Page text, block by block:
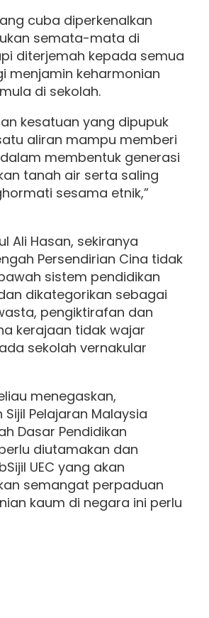
cuba diperkenalkan
semata-mata di
diterjemah kepada semua
menjamin keharmonian
di sekolah.
kesatuan yang dipupuk
aliran mampu memberi
membentuk generasi
tanah air serta saling
sesama etnik,”
Ali Hasan, sekiranya
Persendirian Cina tidak
sistem pendidikan
dikategorikan sebagai
pengiktirafan dan
kerajaan tidak wajar
sekolah vernakular
menegaskan,
Pelajaran Malaysia
Dasar Pendidikan
diutamakan dan
UEC yang akan
semangat perpaduan
kaum di negara ini perlu